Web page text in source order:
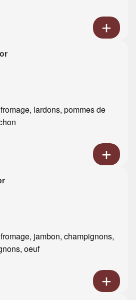
lardons, pommes de
jambon, champignons,
oeuf